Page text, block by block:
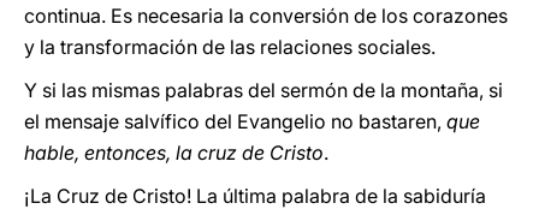
continua. Es necesaria la conversión de los corazones
y la transformación de las relaciones sociales.
Y si las mismas palabras del sermón de la montaña, si
el mensaje salvífico del Evangelio no bastaren, que
hable, entonces, la cruz de Cristo.
¡La Cruz de Cristo! La última palabra de la sabiduría